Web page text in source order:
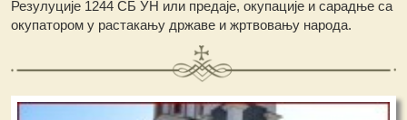
Резулуције 1244 СБ УН или предаје, окупације и сарадње са
окупатором у растакању државе и жртвовању народа.